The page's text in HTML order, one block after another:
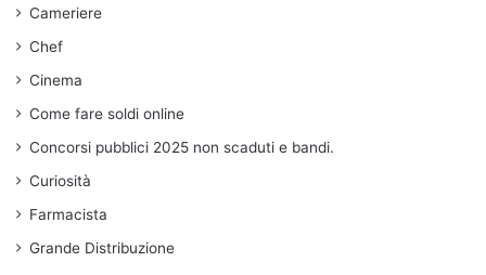
Cameriere
Chef
Cinema
Come fare soldi online
Concorsi pubblici 2025 non scaduti e bandi.
Curiosità
Farmacista
Grande Distribuzione